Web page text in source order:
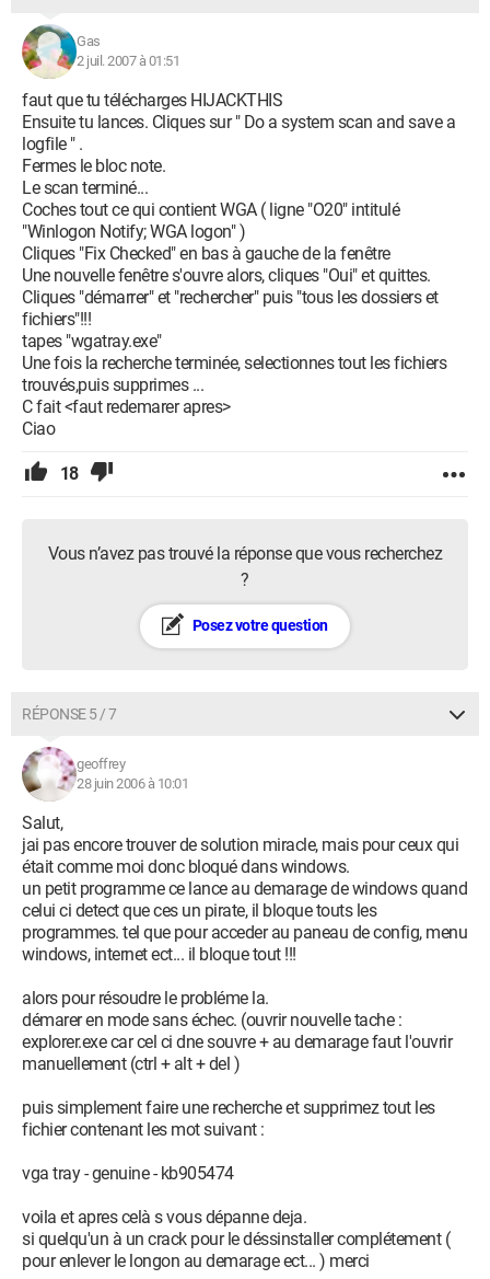
Gas
2 juil. 2007 à 01:51
faut que tu télécharges HIJACKTHIS
Ensuite tu lances. Cliques sur " Do a system scan and save a
logfile " .
Fermes le bloc note.
Le scan terminé...
Coches tout ce qui contient WGA ( ligne "O20" intitulé
"Winlogon Notify; WGA logon" )
Cliques "Fix Checked" en bas à gauche de la fenêtre
Une nouvelle fenêtre s'ouvre alors, cliques "Oui" et quittes.
Cliques "démarrer" et "rechercher" puis "tous les dossiers et
fichiers"!!!
tapes "wgatray.exe"
Une fois la recherche terminée, selectionnes tout les fichiers
trouvés,puis supprimes ...
C fait <faut redemarer apres>
Ciao
18
Vous n’avez pas trouvé la réponse que vous recherchez
?
Posez votre question
RÉPONSE 5 / 7
geoffrey
28 juin 2006 à 10:01
Salut,
jai pas encore trouver de solution miracle, mais pour ceux qui
était comme moi donc bloqué dans windows.
un petit programme ce lance au demarage de windows quand
celui ci detect que ces un pirate, il bloque touts les
programmes. tel que pour acceder au paneau de config, menu
windows, internet ect... il bloque tout !!!
alors pour résoudre le probléme la.
démarer en mode sans échec. (ouvrir nouvelle tache :
explorer.exe car cel ci dne souvre + au demarage faut l'ouvrir
manuellement (ctrl + alt + del )
puis simplement faire une recherche et supprimez tout les
fichier contenant les mot suivant :
vga tray - genuine - kb905474
voila et apres celà s vous dépanne deja.
si quelqu'un à un crack pour le déssinstaller complétement (
pour enlever le longon au demarage ect... ) merci